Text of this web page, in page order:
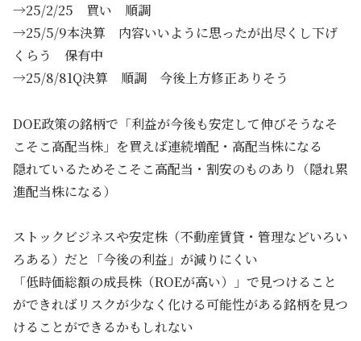
→25/2/25 買い 順調
→25/5/9本決算 内容いいように思ったが出尽くし下げ
くらう 保有中
→25/8/81Q決算 順調 今後上方修正ありそう
DOE政策の銘柄で「利益が今後も安定して伸びそうなそ
こそこ高配当株」を買えば連続増配・高配当株になる
隠れているためそこそこ高配当・割安のものあり（隠れ累
進配当株になる）
ストックビジネスや安定株（不動産賃貸・管理などいろい
ろある）だと「今後の利益」が減りにくい
「低時価総額の成長株（ROEが高い）」で見つけること
ができればリスクが少なく化ける可能性がある銘柄を見つ
けることができるかもしれない